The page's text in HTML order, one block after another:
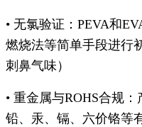
• 无氯验证：PEVA和
燃烧法等简单手段进行
刺鼻气味）
• 重金属与ROHS合规
铅、汞、镉、六价铬等